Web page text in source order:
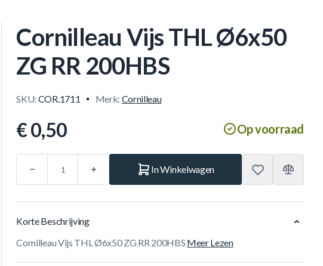
Cornilleau Vijs THL Ø6x50
ZG RR 200HBS
SKU: COR.1711 Merk: Cornilleau
€ 0,50 Op voorraad
In Winkelwagen
Korte Beschrijving
Cornilleau Vijs THL Ø6x50 ZG RR 200HBS Meer Lezen